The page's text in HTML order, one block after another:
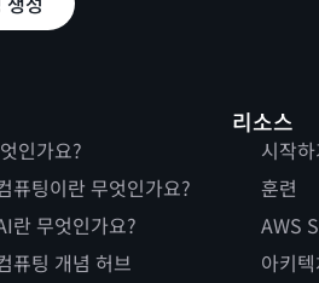
인가요?
퓨팅이란 무엇인가요?
란 무엇인가요?
퓨팅 개념 허브
리소스
시작하
훈련
AWS
아키